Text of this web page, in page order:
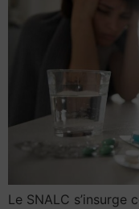
Le SNALC